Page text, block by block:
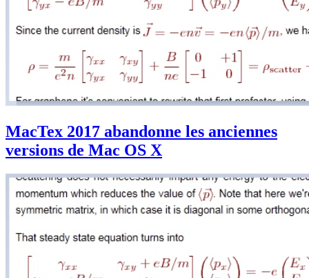
MacTex 2017 abandonne les anciennes
versions de Mac OS X